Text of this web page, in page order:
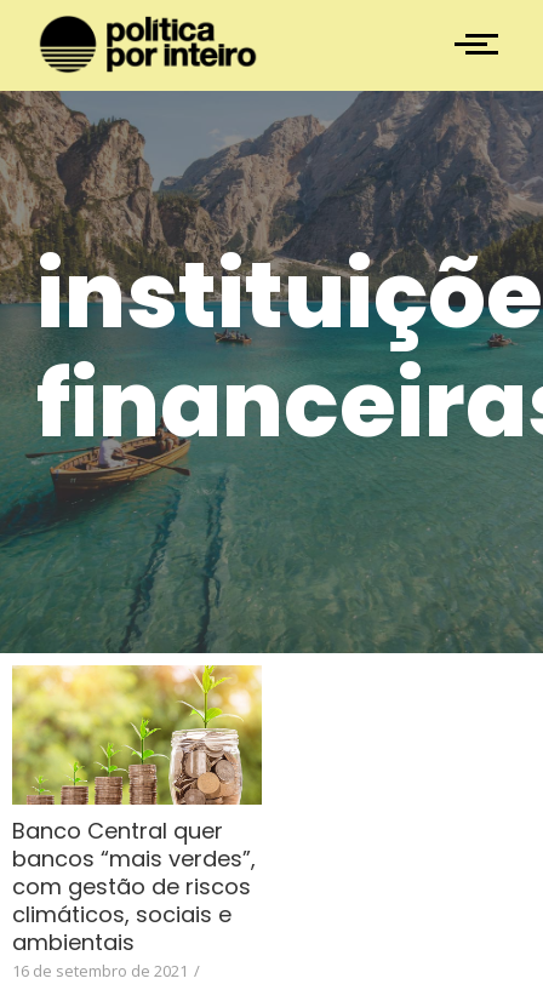
Banco Central quer
bancos “mais verdes”,
com gestão de riscos
climáticos, sociais e
ambientais
16 de setembro de 2021 /